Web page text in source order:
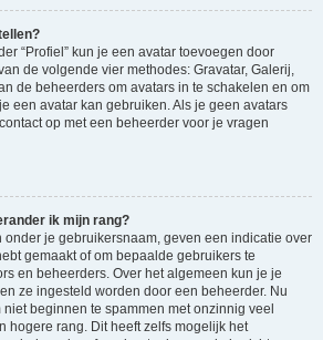
“Profiel” kun je een avatar toevoegen door
de volgende vier methodes: Gravatar, Galerij,
de beheerders om avatars in te schakelen en om
een avatar kan gebruiken. Als je geen avatars
op met een beheerder voor je vragen
ik mijn rang?
je gebruikersnaam, geven een indicatie over
gemaakt of om bepaalde gebruikers te
en beheerders. Over het algemeen kun je je
ze ingesteld worden door een beheerder. Nu
beginnen te spammen met onzinnig veel
hogere rang. Dit heeft zelfs mogelijk het